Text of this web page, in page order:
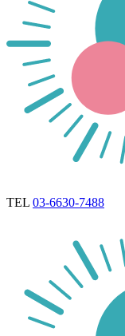
TEL 03-6630-7488